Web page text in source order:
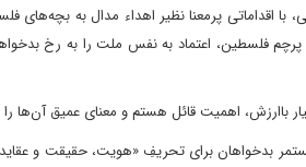
با اقداماتی پرمعنا نظیر اهداء مدال به بچه‌های
فلسطین، ‌اعتماد به نفس ملت را به رخ
باارزش، اهمیت قائل هستم و معنای عمیق آن‌ها
بدخواهان برای تحریفِ «هویت،‌ حقیقت و